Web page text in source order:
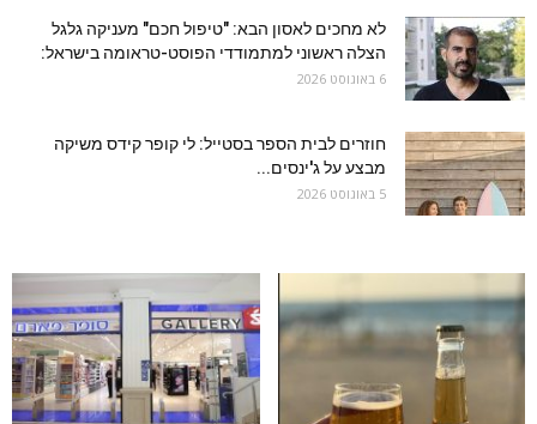
לא מחכים לאסון הבא: "טיפול חכם" מעניקה גלגל
הצלה ראשוני למתמודדי הפוסט-טראומה בישראל:
6 באוגוסט 2026
חוזרים לבית הספר בסטייל: לי קופר קידס משיקה
מבצע על ג'ינסים...
5 באוגוסט 2026